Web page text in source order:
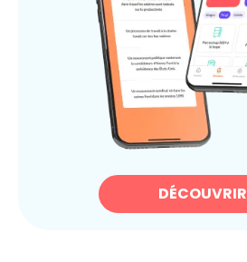
DÉCOUVRIR